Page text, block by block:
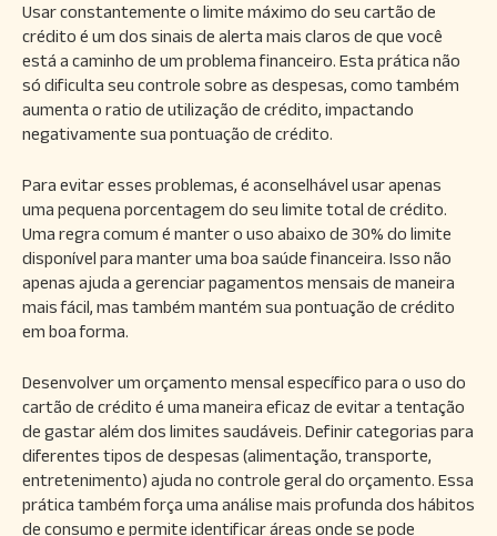
Usar constantemente o limite máximo do seu cartão de
crédito é um dos sinais de alerta mais claros de que você
está a caminho de um problema financeiro. Esta prática não
só dificulta seu controle sobre as despesas, como também
aumenta o ratio de utilização de crédito, impactando
negativamente sua pontuação de crédito.
Para evitar esses problemas, é aconselhável usar apenas
uma pequena porcentagem do seu limite total de crédito.
Uma regra comum é manter o uso abaixo de 30% do limite
disponível para manter uma boa saúde financeira. Isso não
apenas ajuda a gerenciar pagamentos mensais de maneira
mais fácil, mas também mantém sua pontuação de crédito
em boa forma.
Desenvolver um orçamento mensal específico para o uso do
cartão de crédito é uma maneira eficaz de evitar a tentação
de gastar além dos limites saudáveis. Definir categorias para
diferentes tipos de despesas (alimentação, transporte,
entretenimento) ajuda no controle geral do orçamento. Essa
prática também força uma análise mais profunda dos hábitos
de consumo e permite identificar áreas onde se pode